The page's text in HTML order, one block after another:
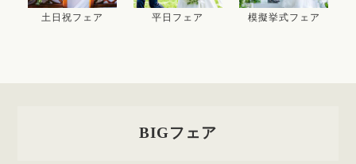
土日祝フェア 平日フェア 模擬挙式フェア
BIGフェア